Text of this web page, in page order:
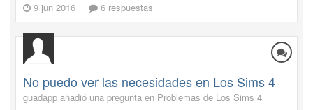
9 jun 2016
6 respuestas
No puedo ver las necesidades en Los Sims 4
guadapp añadió una pregunta en Problemas de Los Sims 4